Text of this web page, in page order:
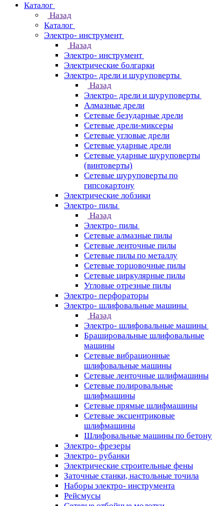
Каталог
Назад
Каталог
Электро- инструмент
Назад
Электро- инструмент
Электрические болгарки
Электро- дрели и шуруповерты
Назад
Электро- дрели и шуруповерты
Алмазные дрели
Сетевые безударные дрели
Сетевые дрели-миксеры
Сетевые угловые дрели
Сетевые ударные дрели
Сетевые ударные шуруповерты
(винтоверты)
Сетевые шуруповерты по
гипсокартону
Электрические лобзики
Электро- пилы
Назад
Электро- пилы
Сетевые алмазные пилы
Сетевые ленточные пилы
Сетевые пилы по металлу
Сетевые торцовочные пилы
Сетевые циркулярные пилы
Угловые отрезные пилы
Электро- перфораторы
Электро- шлифовальные машины
Назад
Электро- шлифовальные машины
Брашировальные шлифовальные
машины
Сетевые вибрационные
шлифовальные машины
Сетевые ленточные шлифмашины
Сетевые полировальные
шлифмашины
Сетевые прямые шлифмашины
Сетевые эксцентриковые
шлифмашины
Шлифовальные машины по бетону
Электро- фрезеры
Электро- рубанки
Электрические строительные фены
Заточные станки, настольные точила
Наборы электро- инструмента
Рейсмусы